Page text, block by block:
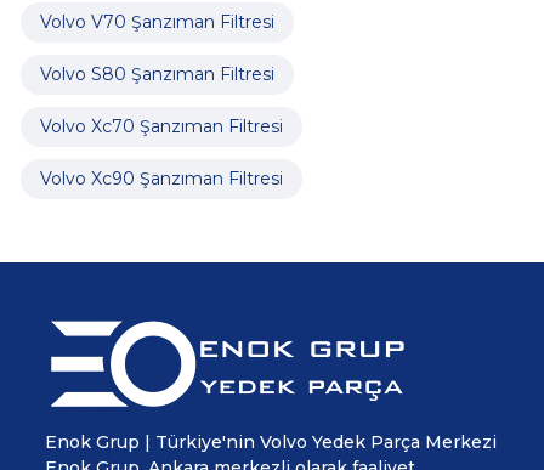
Volvo V70 Şanzıman Filtresi
Volvo S80 Şanzıman Filtresi
Volvo Xc70 Şanzıman Filtresi
Volvo Xc90 Şanzıman Filtresi
Enok Grup | Türkiye'nin Volvo Yedek Parça Merkezi